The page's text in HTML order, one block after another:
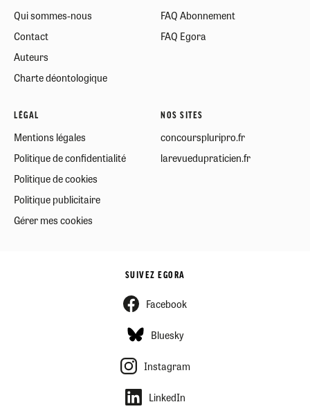
Qui sommes-nous
Contact
Auteurs
Charte déontologique
FAQ Abonnement
FAQ Egora
LÉGAL
Mentions légales
Politique de confidentialité
Politique de cookies
Politique publicitaire
Gérer mes cookies
NOS SITES
concourspluripro.fr
larevuedupraticien.fr
SUIVEZ EGORA
Facebook
Bluesky
Instagram
LinkedIn